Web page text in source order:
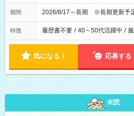
期間 2026/8/17～長期 ※長期更新予
特徴 履歴書不要 / 40～50代活躍中 /
気になる！ 応募する
未読